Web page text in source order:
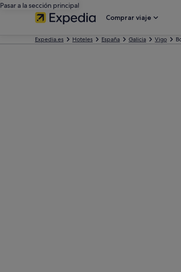
Pasar a la sección principal
Comprar viaje
Expedia.es Hoteles España Galicia Vigo